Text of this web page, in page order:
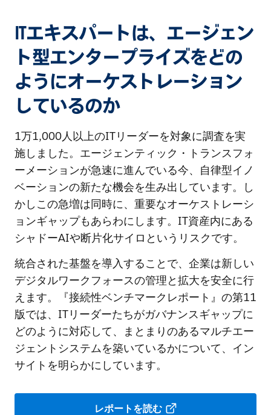
ITエキスパートは、エージェン
ト型エンタープライズをどの
ようにオーケストレーション
しているのか
1万1,000人以上のITリーダーを対象に調査を実
施しました。エージェンティック・トランスフォ
ーメーションが急速に進んでいる今、自律型イノ
ベーションの新たな機会を生み出しています。し
かしこの急増は同時に、重要なオーケストレーシ
ョンギャップもあらわにします。IT資産内にある
シャドーAIや断片化サイロというリスクです。
統合された基盤を導入することで、企業は新しい
デジタルワークフォースの管理と拡大を安全に行
えます。『接続性ベンチマークレポート』の第11
版では、ITリーダーたちがガバナンスギャップに
どのように対応して、まとまりのあるマルチエー
ジェントシステムを築いているかについて、イン
サイトを明らかにしています。
レポートを読む